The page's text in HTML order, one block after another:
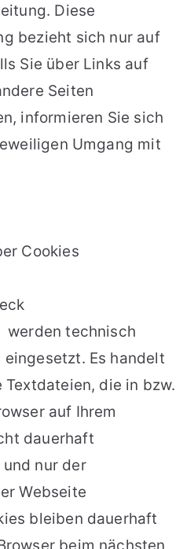
Diese
bezieht sich nur auf
Sie über Links auf
Seiten
informieren Sie sich
Umgang mit
Cookies
werden technisch
Es handelt
die in bzw.
auf Ihrem
dauerhaft
nur der
Webseite
bleiben dauerhaft
beim nächsten